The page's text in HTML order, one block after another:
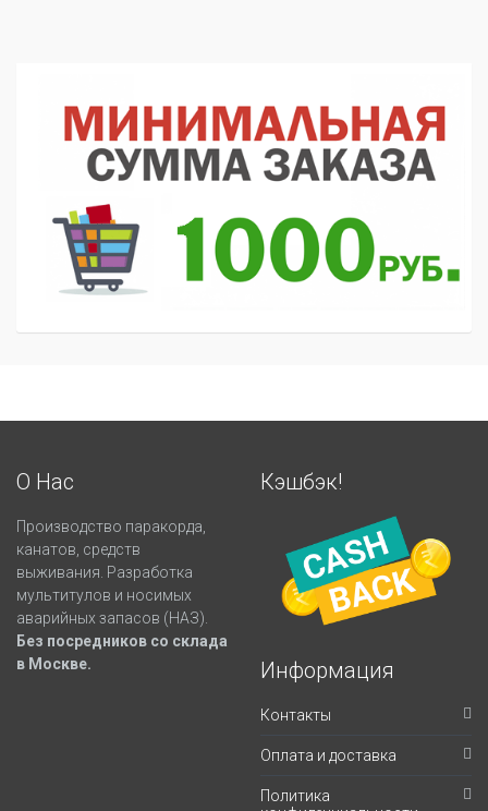
О Нас
Производство паракорда,
канатов, средств
выживания. Разработка
мультитулов и носимых
аварийных запасов (НАЗ).
Без посредников со склада
в Москве.
Кэшбэк!
Информация
Контакты
Оплата и доставка
Политика